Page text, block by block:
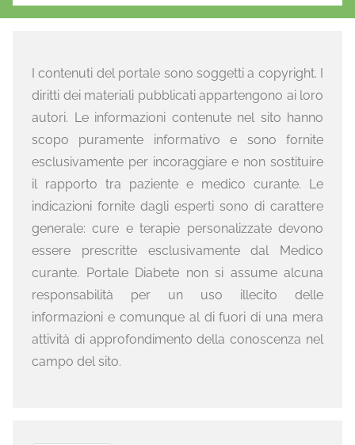
I contenuti del portale sono soggetti a copyright. I
diritti dei materiali pubblicati appartengono ai loro
autori. Le informazioni contenute nel sito hanno
scopo puramente informativo e sono fornite
esclusivamente per incoraggiare e non sostituire
il rapporto tra paziente e medico curante. Le
indicazioni fornite dagli esperti sono di carattere
generale: cure e terapie personalizzate devono
essere prescritte esclusivamente dal Medico
curante. Portale Diabete non si assume alcuna
responsabilità per un uso illecito delle
informazioni e comunque al di fuori di una mera
attività di approfondimento della conoscenza nel
campo del sito.